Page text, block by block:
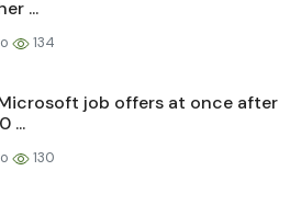
...
134
job offers at once after
...
130